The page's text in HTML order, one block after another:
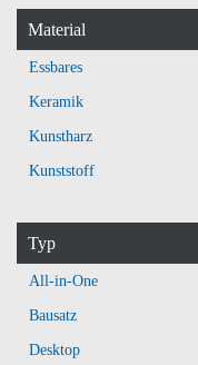
Material
Essbares
Keramik
Kunstharz
Kunststoff
Typ
All-in-One
Bausatz
Desktop